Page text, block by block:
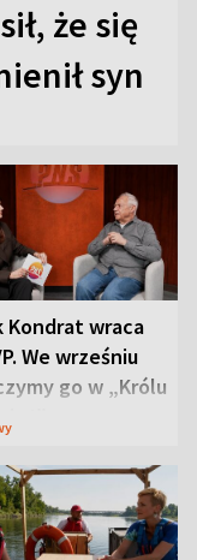
że się
syn
Kondrat wraca
We wrześniu
go w „Królu
I”